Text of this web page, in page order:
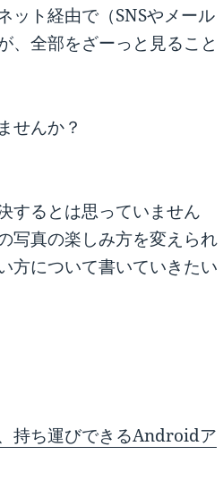
ット経由で（SNSやメール
、全部をざーっと見ること
せんか？
するとは思っていません
写真の楽しみ方を変えられ
方について書いていきたい
持ち運びできるAndroidア